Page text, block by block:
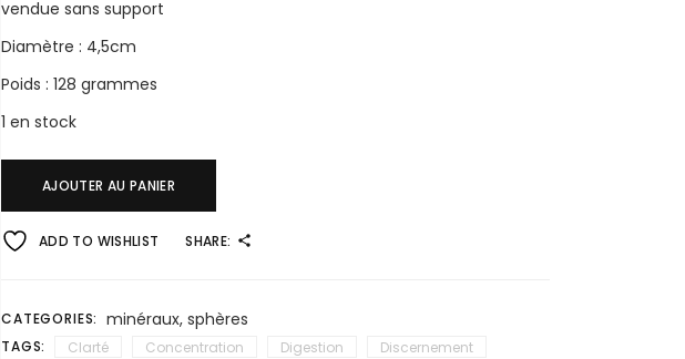
vendue sans support
Diamètre : 4,5cm
Poids : 128 grammes
1 en stock
AJOUTER AU PANIER
ADD TO WISHLIST SHARE:
CATEGORIES: minéraux,sphères
TAGS: Clarté Concentration Digestion
Discernement